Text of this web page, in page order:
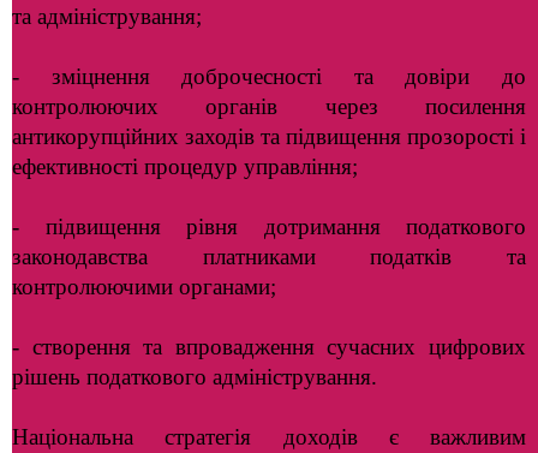
та адміністрування;
- зміцнення доброчесності та довіри до
контролюючих органів через посилення
антикорупційних заходів та підвищення прозорості і
ефективності процедур управління;
- підвищення рівня дотримання податкового
законодавства платниками податків та
контролюючими органами;
- створення та впровадження сучасних цифрових
рішень податкового адміністрування.
Національна стратегія доходів є важливим